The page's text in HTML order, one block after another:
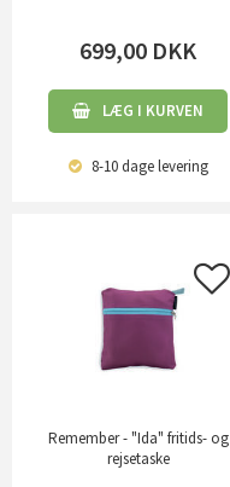
699,00 DKK
LÆG I KURVEN
8-10 dagelevering
Remember - "Ida" fritids- og
rejsetaske